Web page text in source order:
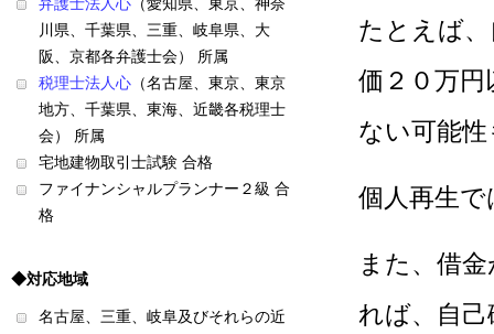
たとえば
価２０万
ない可能
個人再生
また、借
れば、自
弁護士法人心 （愛知県、東京、神奈
川県、千葉県、三重、岐阜県、大
阪、京都各弁護士会） 所属
税理士法人心 （名古屋、東京、東京
地方、千葉県、東海、近畿各税理士
会） 所属
宅地建物取引士試験 合格
ファイナンシャルプランナー２級 合
格
◆対応地域
名古屋、三重、岐阜及びそれらの近